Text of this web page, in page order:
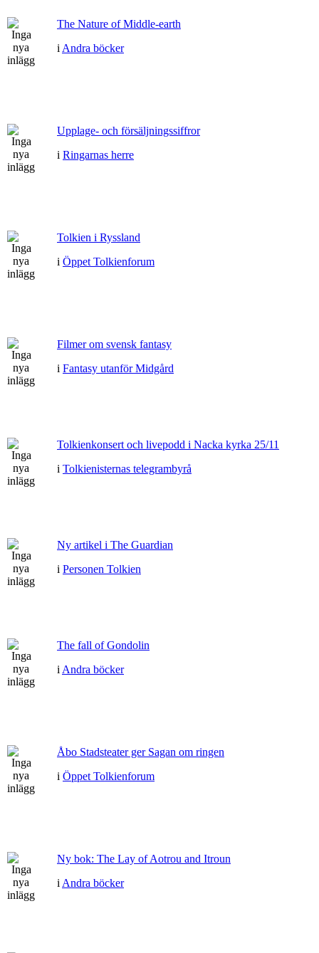
The Nature of Middle-earth
i Andra böcker
Upplage- och försäljningssiffror
i Ringarnas herre
Tolkien i Ryssland
i Öppet Tolkienforum
Filmer om svensk fantasy
i Fantasy utanför Midgård
Tolkienkonsert och livepodd i Nacka kyrka 25/11
i Tolkienisternas telegrambyrå
Ny artikel i The Guardian
i Personen Tolkien
The fall of Gondolin
i Andra böcker
Åbo Stadsteater ger Sagan om ringen
i Öppet Tolkienforum
Ny bok: The Lay of Aotrou and Itroun
i Andra böcker